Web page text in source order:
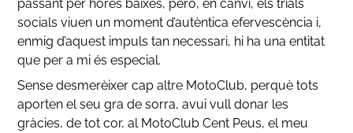
passant per hores baixes, però, en canvi, els trials
socials viuen un moment d’autèntica efervescència i,
enmig d’aquest impuls tan necessari, hi ha una entitat
que per a mi és especial.
Sense desmerèixer cap altre MotoClub, perquè tots
aporten el seu gra de sorra, avui vull donar les
gràcies, de tot cor, al MotoClub Cent Peus, el meu